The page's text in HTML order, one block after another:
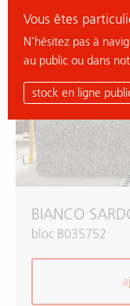
BIANCO
bloc B035752
Vous êtes
N'hésitez pas à
au public ou dans
stock en ligne